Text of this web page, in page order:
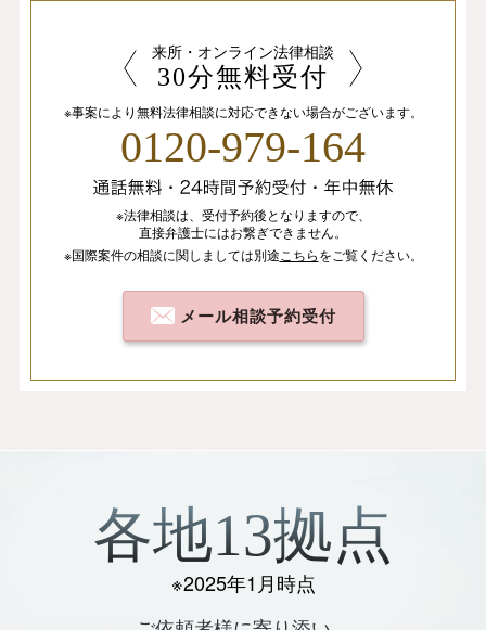
来所・オンライン法律相談
30分無料受付
※事案により無料法律相談に対応できない場合がございます。
0120-979-164
※法律相談は、 受付予約後となりますので、
直接弁護士にはお繋ぎできません。
※国際案件の相談に関しましては別途 こちらをご覧ください。
メール相談予約受付
各地13拠点
※2025年1月時点